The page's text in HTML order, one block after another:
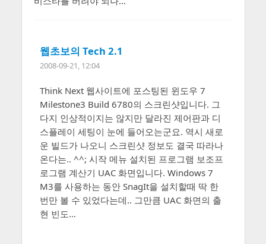
웹초보의 Tech 2.1
2008-09-21, 12:04
Think Next 웹사이트에 포스팅된 윈도우 7
Milestone3 Build 6780의 스크린샷입니다. 그
다지 인상적이지는 않지만 달라진 제어판과 디
스플레이 세팅이 눈에 들어오는군요. 역시 새로
운 빌드가 나오니 스크린샷 정보도 결국 따라나
온다는.. ^^; 시작 메뉴 설치된 프로그램 보조프
로그램 계산기 UAC 화면입니다. Windows 7
M3를 사용하는 동안 SnagIt을 설치할때 딱 한
번만 볼 수 있었다는데.. 그만큼 UAC 화면의 출
현 빈도…